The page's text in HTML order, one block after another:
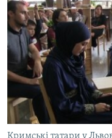
ВСЕ ЗА ДЕНЬ
СПЕЦПРОЕКТИ
ДЕПОРТАЦІЯ
ВІДЕОУРОКИ «ELIFBE»
СВІДЧЕННЯ ОКУПАЦІЇ
УКРАЇНСЬКА ПРОБЛЕМА
ЯК ОБІЙТИ
Русский
Qırımtatar
ДОЛУЧАЙСЯ!